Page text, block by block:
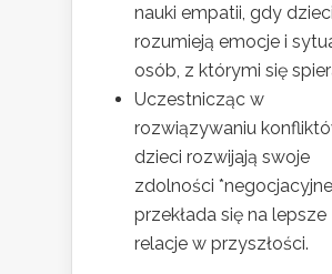
nauki empatii, gdy dzieci
rozumieją emocje i
osób, z którymi się
Uczestnicząc w
rozwiązywaniu
dzieci rozwijają swoje
zdolności
przekłada się na lepsze
relacje w przyszłości.